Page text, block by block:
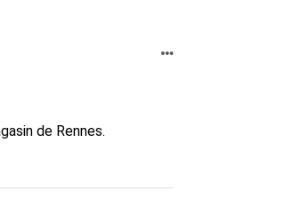
de Rennes.